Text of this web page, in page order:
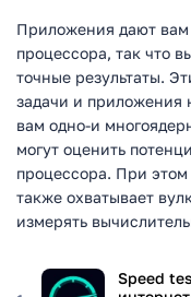
Приложения дают
процессора, так что
точные результаты.
задачи и приложения
вам одно-и
могут оценить
процессора. При
также охватывает
измерять
Speed